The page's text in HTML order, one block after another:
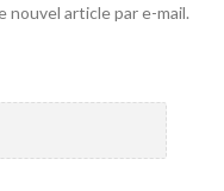
article par e-mail.